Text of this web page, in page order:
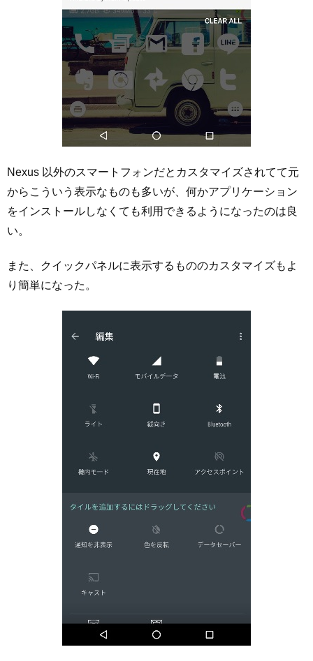
Nexus 以外のスマートフォンだとカスタマイズされてて元
からこういう表示なものも多いが、何かアプリケーション
をインストールしなくても利用できるようになったのは良
い。
また、クイックパネルに表示するもののカスタマイズもよ
り簡単になった。